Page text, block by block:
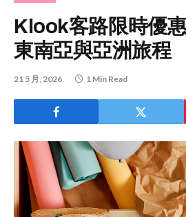
Klook客路限時優
東南亞與亞洲旅程
21 5 月, 2026 1 Min Read